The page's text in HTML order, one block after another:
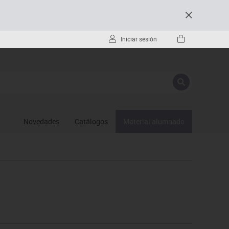
Iniciar sesión
Novedades Catálogos